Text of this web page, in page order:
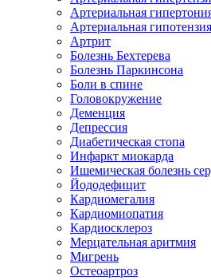
Артериальная
Артериальная гипотензия
Артрит
Болезнь Бехтерева
Болезнь Паркинсона
Боли в спине
Головокружение
Деменция
Депрессия
Диабетическая стопа
Инфаркт миокарда
Ишемическая болезнь
Йододефицит
Кардиомегалия
Кардиомиопатия
Кардиосклероз
Мерцательная аритмия
Мигрень
Остеоартроз